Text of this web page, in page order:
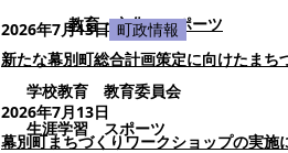
教育・文化・スポーツ
学校教育
教育委員会
生涯学習
スポーツ
2026年7月13日 町政情報
新たな幕別町総合計画策定に向けたまち
2026年7月13日
幕別町まちづくりワークショップの実施